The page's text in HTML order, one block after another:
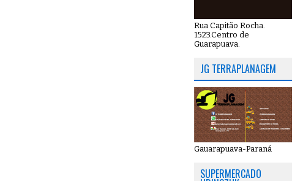
Rua Capitão Rocha.
1523.Centro de
Guarapuava.
JG TERRAPLANAGEM
Gauarapuava-Paraná
SUPERMERCADO